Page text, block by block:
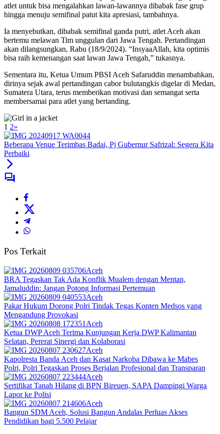
atlet untuk bisa mengalahkan lawan-lawannya dibabak fase grup
hingga menuju semifinal patut kita apresiasi, tambahnya.
Ia menyebutkan, dibabak semifinal ganda putri, atlet Aceh akan
bertemu melawan Tim unggulan dari Jawa Tengah. Pertandingan
akan dilangsungkan, Rabu (18/9/2024). “InsyaaAllah, kita optimis
bisa raih kemenangan saat lawan Jawa Tengah,” tukasnya.
Sementara itu, Ketua Umum PBSI Aceh Safaruddin menambahkan,
dirinya sejak awal pertandingan cabor bulutangkis digelar di Medan,
Sumatera Utara, terus memberikan motivasi dan semangat serta
membersamai para atlet yang bertanding.
1 2»
Beberapa Venue Terimbas Badai, Pj Gubernur Safrizal: Segera Kita
Perbaiki
Pos Terkait
Aceh
BRA Tegaskan Tak Ada Konflik Mualem dengan Mentan,
Jamaluddin: Jangan Potong Informasi Pertemuan
Aceh
Pakar Hukum Dorong Polri Tindak Tegas Konten Medsos yang
Mengandung Provokasi
Aceh
Ketua DWP Aceh Terima Kunjungan Kerja DWP Kalimantan
Selatan, Pererat Sinergi dan Kolaborasi
Aceh
Kapolresta Banda Aceh dan Kasat Narkoba Dibawa ke Mabes
Polri, Polri Tegaskan Proses Berjalan Profesional dan Transparan
Aceh
Sertifikat Tanah Hilang di BPN Bireuen, SAPA Dampingi Warga
Lapor ke Polisi
Aceh
Bangun SDM Aceh, Solusi Bangun Andalas Perluas Akses
Pendidikan bagi 5.500 Pelajar